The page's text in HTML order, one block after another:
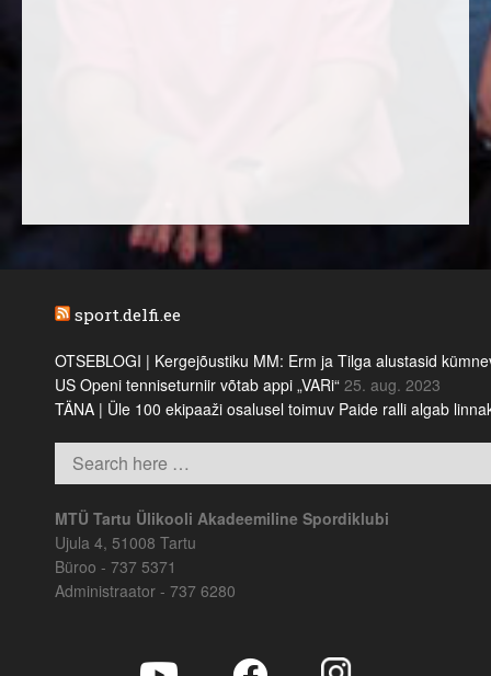
sport.delfi.ee
OTSEBLOGI | Kergejõustiku MM: Erm ja Tilga alustasid
US Openi tenniseturniir võtab appi „VARi“ 25. aug. 2023
TÄNA | Üle 100 ekipaaži osalusel toimuv Paide ralli algab
MTÜ Tartu Ülikooli Akadeemiline Spordiklubi
Ujula 4, 51008 Tartu
Büroo - 737 5371
Administraator - 737 6280